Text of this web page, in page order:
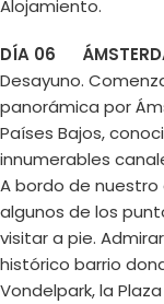
Alojamiento.
DÍA 06
Desayuno.
panorámica por
Países Bajos,
innumerables
A bordo de
algunos de los
visitar a pie.
histórico barrio
Vondelpark, la